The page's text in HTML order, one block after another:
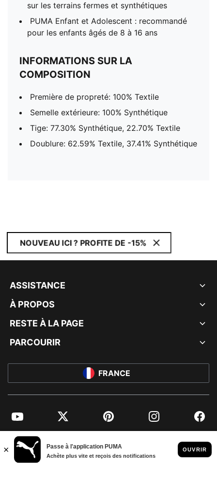
sur les terrains fermes et synthétiques
PUMA Enfant et Adolescent : recommandé
pour les enfants âgés de 8 à 16 ans
INFORMATIONS SUR LA
COMPOSITION
Première de propreté: 100% Textile
Semelle extérieure: 100% Synthétique
Tige: 77.30% Synthétique, 22.70% Textile
Doublure: 62.59% Textile, 37.41% Synthétique
NOUVEAU ICI ? PROFITE DE -15%
ASSISTANCE
À PROPOS
RESTE À LA PAGE
PARCOURIR
FRANCE
YouTube Twitter Pinterest Instagram
© PUMA EUROPE GMBH, 2026. TOUS DROITS RÉSERVÉS
MENTIONS ET DONNÉES LÉGALES